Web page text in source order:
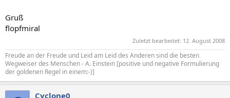
Gruß
flopfmiral
Zuletzt bearbeitet: 12. August 2008
Freude an der Freude und Leid am Leid des Anderen sind die besten
Wegweiser des Menschen - A. Einstein [positive und negative Formulierung
der goldenen Regel in einem:-)]
Cyclone0